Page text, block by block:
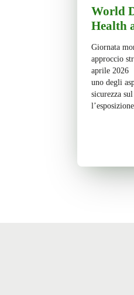
World
Health
Giornata
approccio
aprile 2026
uno degli
sicurezza